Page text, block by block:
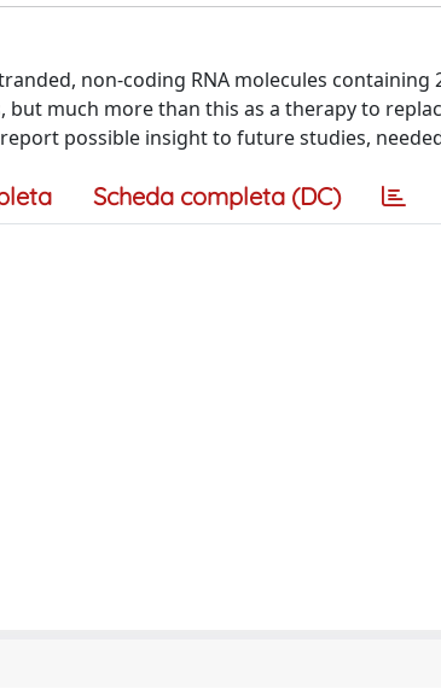
non-coding RNA molecules
but much more than this as a therapy to
possible insight to future studies,
Scheda completa (DC)